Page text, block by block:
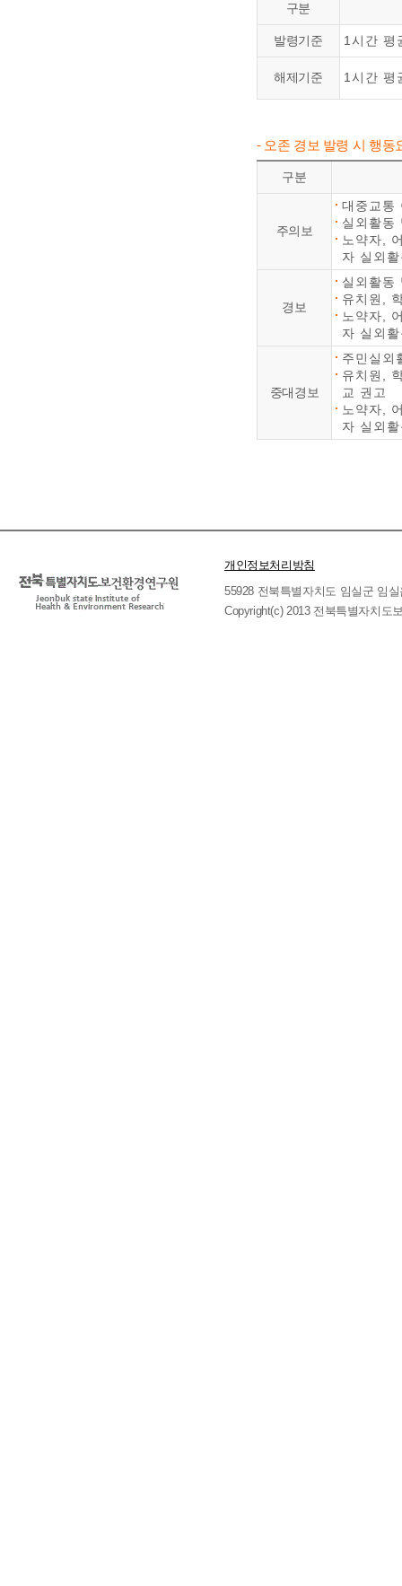
구분
발령기준 1시간 평
해제기준 1시간 평
- 오존 경보 발령 시 행동
구분
주의보
대중교통
실외활동
노약자,
자 실외
경보
실외활동
유치원,
노약자,
자 실외
중대경보
주민실외
유치원,
교 권고
노약자,
자 실외
개인정보처리방침
55928 전북특별자치도 임실군 임
Copyright(c) 2013 전북특별자치도